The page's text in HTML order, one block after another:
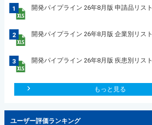
1 開発パイプライン 26年8月版 申請品リスト
2 開発パイプライン 26年8月版 企業別リスト
3 開発パイプライン 26年8月版 疾患別リスト
もっと見る
ユーザー評価ランキング